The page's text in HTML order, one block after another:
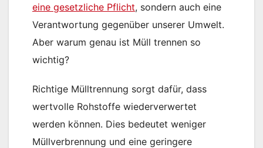
eine gesetzliche Pflicht, sondern auch eine
Verantwortung gegenüber unserer Umwelt.
Aber warum genau ist Müll trennen so
wichtig?
Richtige Mülltrennung sorgt dafür, dass
wertvolle Rohstoffe wiederverwertet
werden können. Dies bedeutet weniger
Müllverbrennung und eine geringere